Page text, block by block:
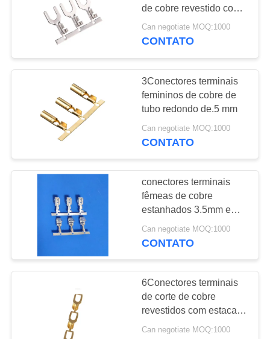
de cobre revestido com
estaca de.4 mm tipo Y
Can negotiate MOQ:1000
CONTATO
3Conectores terminais
femininos de cobre de
tubo redondo de.5 mm
Can negotiate MOQ:1000
CONTATO
conectores terminais
fêmeas de cobre
estanhados 3.5mm em
volta do carimbo do tubo
Can negotiate MOQ:1000
CONTATO
6Conectores terminais
de corte de cobre
revestidos com estaca
de.2 mm tipo Y
Can negotiate MOQ:1000